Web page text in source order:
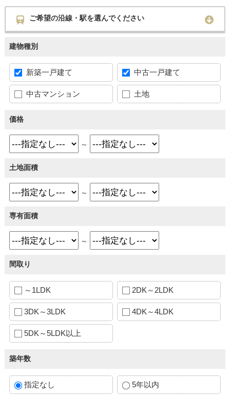
ご希望の沿線・駅を選んでください
建物種別
新築一戸建て 中古一戸建て
中古マンション 土地
価格
～
土地面積
～
専有面積
～
間取り
～1LDK 2DK～2LDK
3DK～3LDK 4DK～4LDK
5DK～5LDK以上
築年数
指定なし 5年以内